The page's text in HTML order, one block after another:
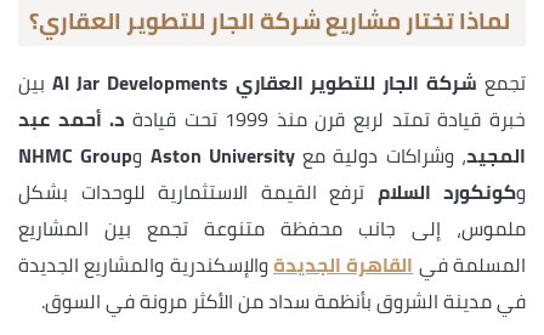
لماذا تختار مشاريع شركة الجار للتطوير العقاري؟
تجمع شركة الجار للتطوير العقاري Al Jar Developments
بين
خبرة قيادة تمتد لربع قرن منذ 1999 تحت قيادة
د. أحمد عبد
المجيد، وشراكات دولية معAston University وNHMC Group
وكونكورد السلام ترفع القيمة الاستثمارية للوحدات بشكل
ملموس، إلى جانب محفظة متنوعة تجمع بين المشاريع
المسلمة فيالقاهرة الجديدةوالإسكندرية والمشاريع الجديدة
في مدينة الشروق بأنظمة سداد من الأكثر مرونة في السوق.